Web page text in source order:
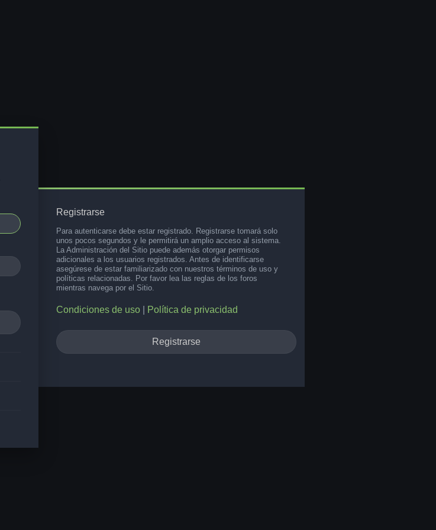
Registrarse
Para autenticarse debe estar registrado. Registrarse tomará solo
unos pocos segundos y le permitirá un amplio acceso al sistema.
La Administración del Sitio puede además otorgar permisos
adicionales a los usuarios registrados. Antes de identificarse
asegúrese de estar familiarizado con nuestros términos de uso y
políticas relacionadas. Por favor lea las reglas de los foros
mientras navega por el Sitio.
Condiciones de uso Política de privacidad
Registrarse